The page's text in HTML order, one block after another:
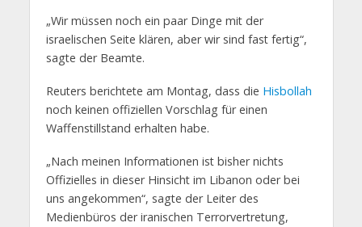
„Wir müssen noch ein paar Dinge mit der
israelischen Seite klären, aber wir sind fast fertig“,
sagte der Beamte.
Reuters berichtete am Montag, dass die Hisbollah
noch keinen offiziellen Vorschlag für einen
Waffenstillstand erhalten habe.
„Nach meinen Informationen ist bisher nichts
Offizielles in dieser Hinsicht im Libanon oder bei
uns angekommen“, sagte der Leiter des
Medienbüros der iranischen Terrorvertretung,